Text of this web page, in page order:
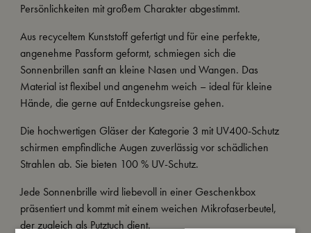
Persönlichkeiten mit großem Charakter abgestimmt.
Aus recyceltem Kunststoff gefertigt und für eine perfekte,
angenehme Passform geformt, schmiegen sich die
Sonnenbrillen sanft an kleine Nasen und Wangen. Das
Material ist flexibel und angenehm weich – ideal für kleine
Hände, die gerne auf Entdeckungsreise gehen.
Die hochwertigen Gläser der Kategorie 3 mit UV400-Schutz
schirmen empfindliche Augen zuverlässig vor schädlichen
Strahlen ab. Sie bieten 100 % UV-Schutz.
Jede Sonnenbrille wird liebevoll in einer Geschenkbox
präsentiert und kommt mit einem weichen Mikrofaserbeutel,
der zugleich als Putztuch dient.